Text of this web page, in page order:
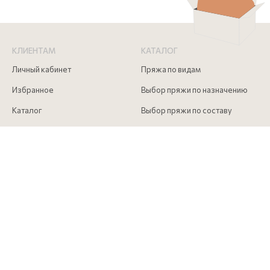
КЛИЕНТАМ
Личный кабинет
Избранное
Каталог
КАТАЛОГ
Пряжа по видам
Выбор пряжи по назначению
Выбор пряжи по составу